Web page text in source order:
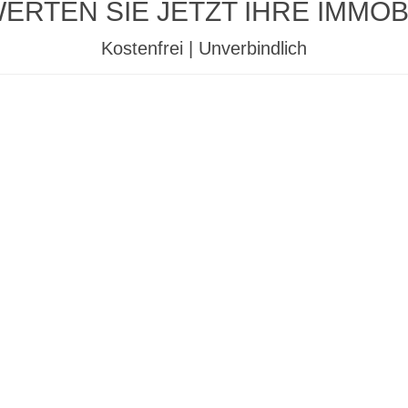
SIE JETZT IHRE
Kostenfrei | Unverbindlich